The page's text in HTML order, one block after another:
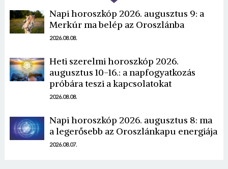
Napi horoszkóp 2026. augusztus 9: a
Merkúr ma belép az Oroszlánba
2026.08.08.
Heti szerelmi horoszkóp 2026.
augusztus 10-16.: a napfogyatkozás
próbára teszi a kapcsolatokat
2026.08.08.
Napi horoszkóp 2026. augusztus 8: ma
a legerősebb az Oroszlánkapu energiája
2026.08.07.
Borsonline bejelentkezés